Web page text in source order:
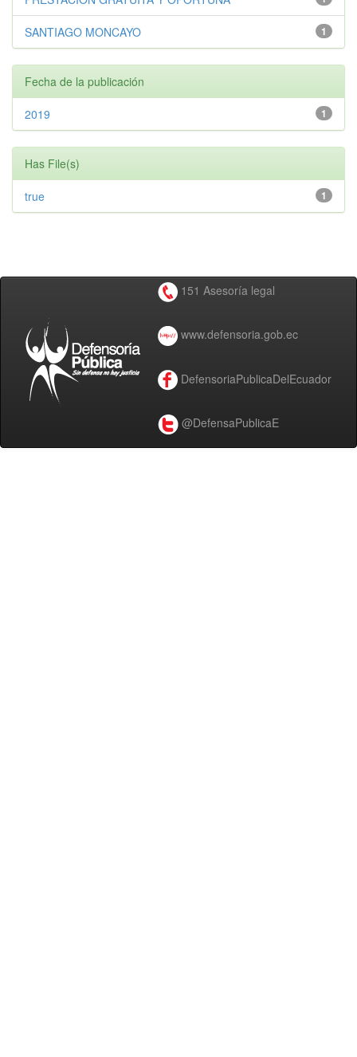
1
SANTIAGO MONCAYO
Fecha de la publicación
1
2019
Has File(s)
1
true
151 Asesoría legal
www.defensoria.gob.ec
DefensoriaPublicaDelEcuador
@DefensaPublicaE